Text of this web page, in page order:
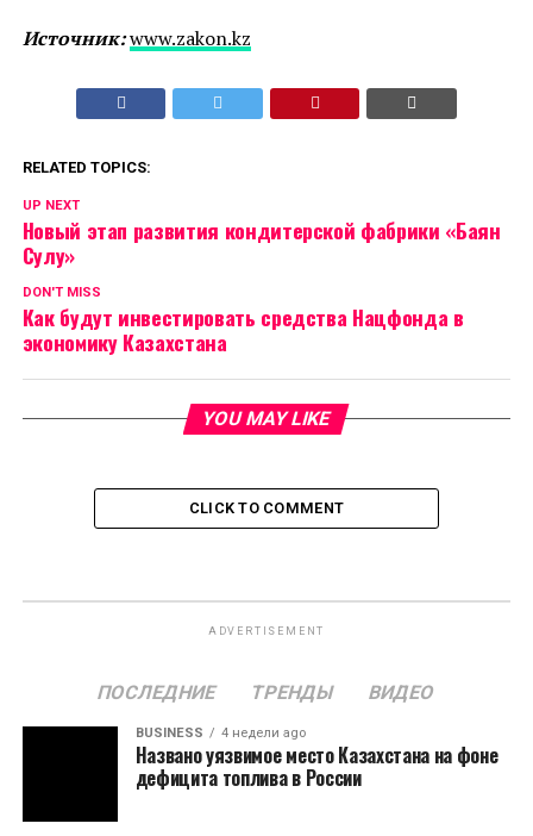
Источник:www.zakon.kz
RELATED TOPICS:
UP NEXT
Новый этап развития кондитерской фабрики «Баян
Сулу»
DON'T MISS
Как будут инвестировать средства Нацфонда в
экономику Казахстана
YOU MAY LIKE
CLICK TO COMMENT
ADVERTISEMENT
ПОСЛЕДНИЕ ТРЕНДЫ ВИДЕО
BUSINESS 4 недели ago
Названо уязвимое место Казахстана на фоне
дефицита топлива в России